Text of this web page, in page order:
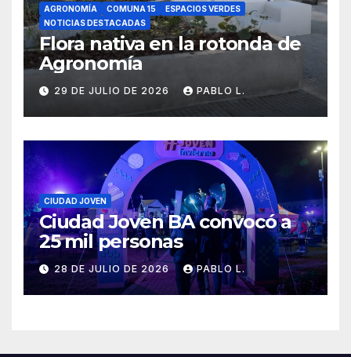
AGRONOMÍA COMUNA 15
ESPACIOS VERDES
NOTICIAS DESTACADAS
Flora nativa en la rotonda de
Agronomía
29 DE JULIO DE 2026 PABLO L.
CIUDAD JOVEN
Ciudad Joven BA convocó a
25 mil personas
28 DE JULIO DE 2026 PABLO L.